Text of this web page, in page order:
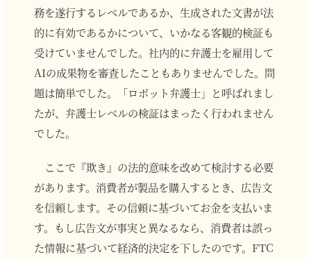
務を遂行するレベルであるか、生成された文書が法
的に有効であるかについて、いかなる客観的検証も
受けていませんでした。社内的に弁護士を雇用して
AIの成果物を審査したこともありませんでした。問
題は簡単でした。「ロボット弁護士」と呼ばれまし
たが、弁護士レベルの検証はまったく行われません
でした。
ここで『欺き』の法的意味を改めて検討する必要
があります。消費者が製品を購入するとき、広告文
を信頼します。その信頼に基づいてお金を支払いま
す。もし広告文が事実と異なるなら、消費者は誤っ
た情報に基づいて経済的決定を下したのです。FTC